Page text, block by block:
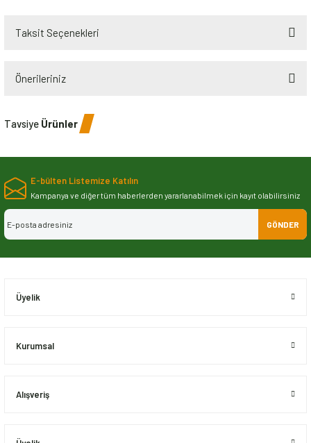
Taksit Seçenekleri
Önerileriniz
Bu ürünün fiyat bilgisi, resim, ürün açıklamalarında ve diğer konularda
yetersiz gördüğünüz noktaları öneri formunu kullanarak tarafımıza
Ürün resmi kalitesiz, bozuk veya görüntülenemiyor.
Ürün açıklamasında eksik bilgiler bulunuyor.
Ürün bilgilerinde hatalar bulunuyor.
Tavsiye Ürünler
E-bülten Listemize Katılın
Kampanya ve diğer tüm haberlerden yararlanabilmek için kayıt olabilirsiniz
GÖNDER
Üyelik
Kurumsal
Alışveriş